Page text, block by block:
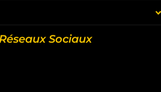
Sociaux